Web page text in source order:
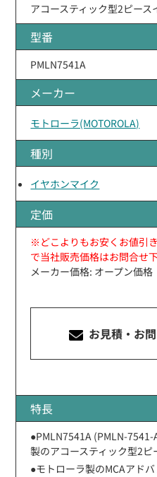
アコースティック型2ピース
型番
PMLN7541A
メーカー
モトローラ(MOTOROLA)
種別
イヤホンマイク
定価
※どこよりもお安くお値引
で当社販売価格はお問合せ
メーカー価格: オープン価格
お見積・お
特長
●PMLN7541A (PMLN-
製のアコースティック型2ピ
●モトローラ製のMCAアド